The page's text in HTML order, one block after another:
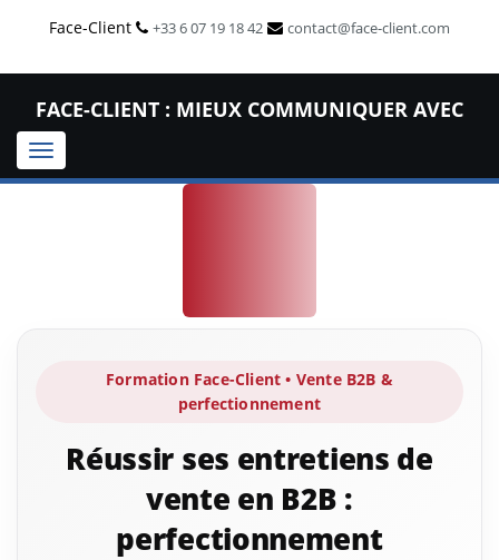
Face-Client +33 6 07 19 18 42 contact@face-client.com
FACE-CLIENT : MIEUX COMMUNIQUER AVEC
Toggle
navigation
Formation Face-Client • Vente B2B &
perfectionnement
Réussir ses entretiens de
vente en B2B :
perfectionnement